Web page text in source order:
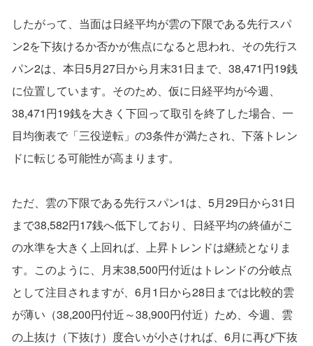
したがって、当面は日経平均が雲の下限である先行スパ
ン2を下抜けるか否かが焦点になると思われ、その先行ス
パン2は、本日5月27日から月末31日まで、38,471円19銭
に位置しています。そのため、仮に日経平均が今週、
38,471円19銭を大きく下回って取引を終了した場合、一
目均衡表で「三役逆転」の3条件が満たされ、下落トレン
ドに転じる可能性が高まります。
ただ、雲の下限である先行スパン1は、5月29日から31日
まで38,582円17銭へ低下しており、日経平均の終値がこ
の水準を大きく上回れば、上昇トレンドは継続となりま
す。このように、月末38,500円付近はトレンドの分岐点
として注目されますが、6月1日から28日までは比較的雲
が薄い（38,200円付近～38,900円付近）ため、今週、雲
の上抜け（下抜け）度合いが小さければ、6月に再び下抜